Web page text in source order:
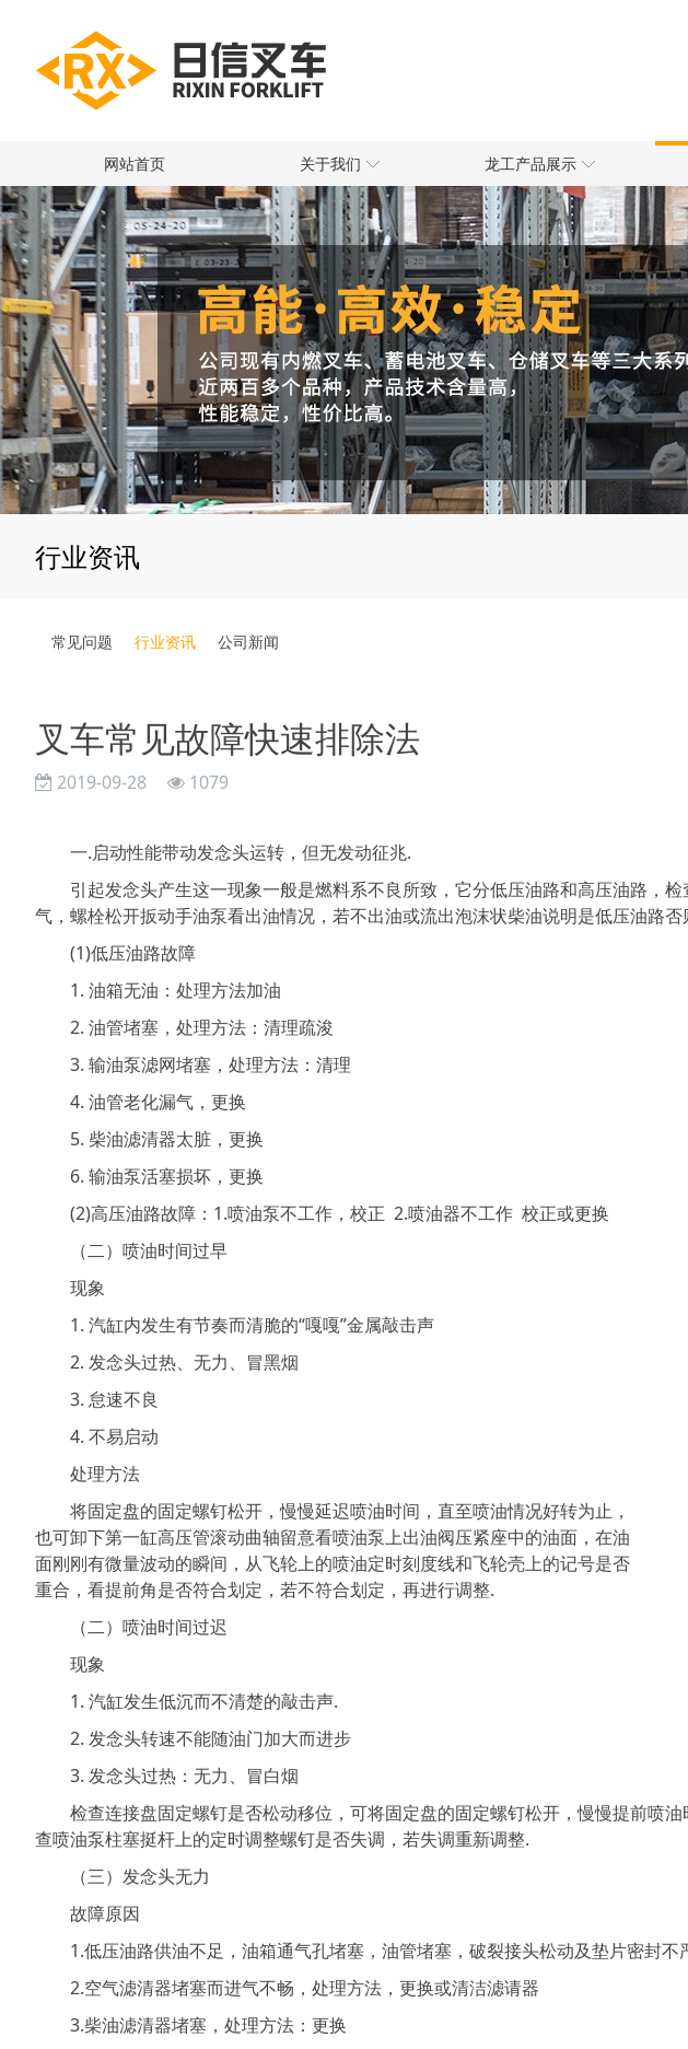
网站首页 关于我们 龙工产品展示
行业资讯
常见问题 行业资讯 公司新闻
叉车常见故障快速排除法
2019-09-28 1079
一.启动性能带动发念头运转，但无发动征兆.
引起发念头产生这一现象一般是燃料系不良所致，它分低压油路和高压油路，检
气，螺栓松开扳动手油泵看出油情况，若不出油或流出泡沫状柴油说明是低压油路
(1)低压油路故障
1. 油箱无油：处理方法加油
2. 油管堵塞，处理方法：清理疏浚
3. 输油泵滤网堵塞，处理方法：清理
4. 油管老化漏气，更换
5. 柴油滤清器太脏，更换
6. 输油泵活塞损坏，更换
(2)高压油路故障：1.喷油泵不工作，校正 2.喷油器不工作 校正或更换
（二）喷油时间过早
现象
1. 汽缸内发生有节奏而清脆的“嘎嘎”金属敲击声
2. 发念头过热、无力、冒黑烟
3. 怠速不良
4. 不易启动
处理方法
将固定盘的固定螺钉松开，慢慢延迟喷油时间，直至喷油情况好转为止，
也可卸下第一缸高压管滚动曲轴留意看喷油泵上出油阀压紧座中的油面，在油
面刚刚有微量波动的瞬间，从飞轮上的喷油定时刻度线和飞轮壳上的记号是否
重合，看提前角是否符合划定，若不符合划定，再进行调整.
（二）喷油时间过迟
现象
1. 汽缸发生低沉而不清楚的敲击声.
2. 发念头转速不能随油门加大而进步
3. 发念头过热：无力、冒白烟
检查连接盘固定螺钉是否松动移位，可将固定盘的固定螺钉松开，慢慢提前喷油
查喷油泵柱塞挺杆上的定时调整螺钉是否失调，若失调重新调整.
（三）发念头无力
故障原因
1.低压油路供油不足，油箱通气孔堵塞，油管堵塞，破裂接头松动及垫片密封不
2.空气滤清器堵塞而进气不畅，处理方法，更换或清洁滤请器
3.柴油滤清器堵塞，处理方法：更换